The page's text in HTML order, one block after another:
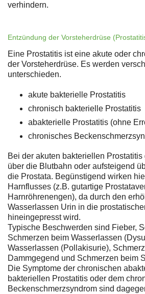
verhindern.
Entzündung der Vorsteherdrüse
Eine Prostatitis ist eine akute oder
der Vorsteherdrüse. Es werden
unterschieden.
akute bakterielle Prostatitis
chronisch bakterielle Prostatitis
abakterielle Prostatitis (ohne
chronisches
Bei der akuten bakteriellen
über die Blutbahn oder aufsteigend
die Prostata. Begünstigend wirken
Harnflusses (z.B. gutartige
Harnröhrenengen), da durch den
Wasserlassen Urin in die
hineingepresst wird.
Typische Beschwerden sind Fieber,
Schmerzen beim Wasserlassen
Wasserlassen (Pollakisurie),
Dammgegend und Schmerzen beim
Die Symptome der chronischen
bakteriellen Prostatitis oder dem
Beckenschmerzsyndrom sind